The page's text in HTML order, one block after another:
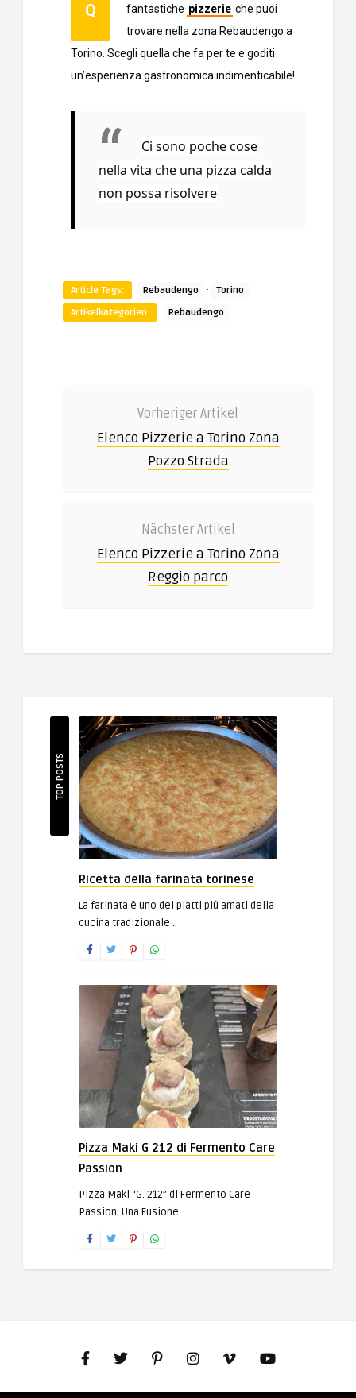
Q
fantastiche pizzerie che puoi
trovare nella zona Rebaudengo a
Torino. Scegli quella che fa per te e goditi
un’esperienza gastronomica indimenticabile!
Ci sono poche cose
nella vita che una pizza calda
non possa risolvere
Article Tags: Rebaudengo ·
Torino
Artikelkategorien:
Rebaudengo
Vorheriger Artikel
Elenco Pizzerie a Torino Zona
Pozzo Strada
Nächster Artikel
Elenco Pizzerie a Torino Zona
Reggio parco
TOP POSTS
Ricetta della farinata torinese
La farinata è uno dei piatti più amati della
cucina tradizionale ..
Pizza Maki G 212 di Fermento Care
Passion
Pizza Maki “G. 212” di Fermento Care
Passion: Una Fusione ..